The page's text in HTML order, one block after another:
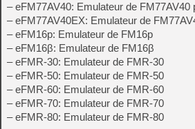
– eFM77AV40: Emulateur de FM77AV40
– eFM77AV40EX: Emulateur de
– eFM16p: Emulateur de FM16p
– eFM16β: Emulateur de FM16β
– eFMR-30: Emulateur de FMR-30
– eFMR-50: Emulateur de FMR-50
– eFMR-60: Emulateur de FMR-60
– eFMR-70: Emulateur de FMR-70
– eFMR-80: Emulateur de FMR-80